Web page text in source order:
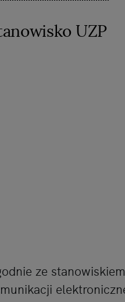
UZP
ze stanowiskiem